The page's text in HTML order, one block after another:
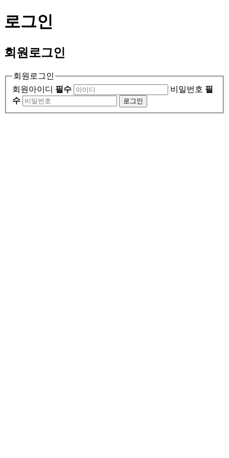
로그인
회원 로그인
회원로그인
회원아이디 필수 비밀번호 필
수
로그인